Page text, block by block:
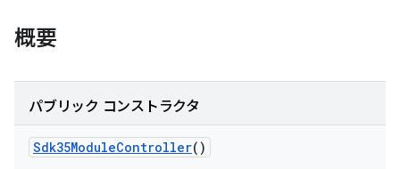
概要
パブリック コンストラクタ
Sdk35ModuleController()